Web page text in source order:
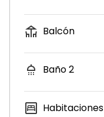
Balcón
Baño2
Habitaciones